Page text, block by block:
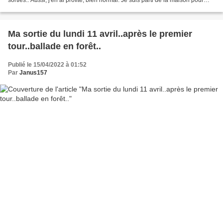
Ma sortie du lundi 11 avril..après le premier
tour..ballade en forêt..
Publié le 15/04/2022 à 01:52
Par Janus157